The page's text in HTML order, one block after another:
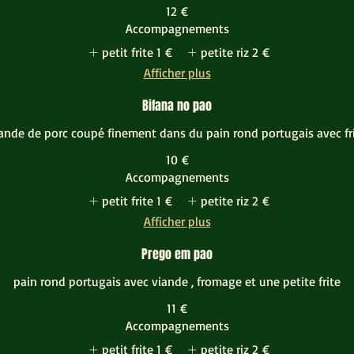
12 €
Accompagnements
petit frite 1 € petite riz 2 €
Afficher plus
Bifana no pao
de porc coupé finement dans du pain rond portugais avec
10 €
Accompagnements
petit frite 1 € petite riz 2 €
Afficher plus
Prego em pao
pain rond portugais avec viande , fromage et une petite frite
11 €
Accompagnements
petit frite 1 € petite riz 2 €